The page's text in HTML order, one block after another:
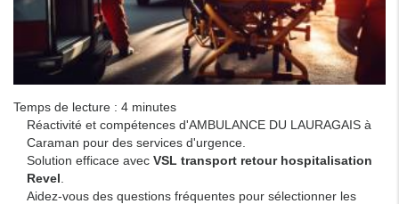
Temps de lecture : 4 minutes
Réactivité et compétences d'AMBULANCE DU LAURAGAIS à
Caraman pour des services d'urgence.
Solution efficace avec VSL transport retour hospitalisation
Revel
Aidez-vous des questions fréquentes pour sélectionner les